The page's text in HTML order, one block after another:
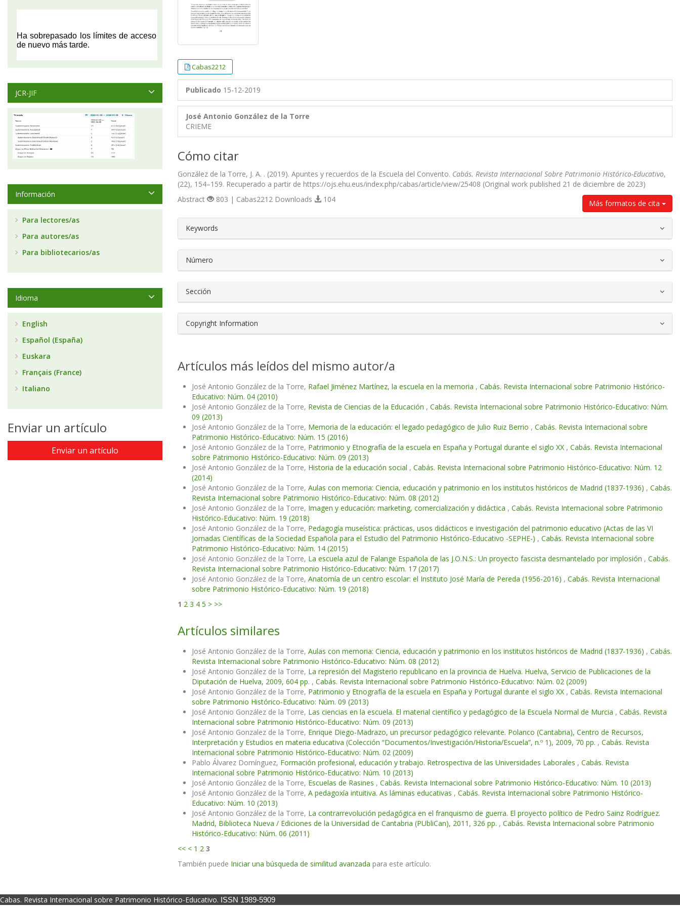
Cabas2212
Publicado 15-12-2019
José Antonio González de la Torre
CRIEME
Cómo citar
González de la Torre, J. A. . (2019). Apuntes y recuerdos de la Escuela del Convento. Cabás. Revista Internacional Sobre Patrimonio Histórico-Educativo,
(22), 154–159. Recuperado a partir de https://ojs.ehu.eus/index.php/cabas/article/view/25408 (Original work published 21 de diciembre de 2023)
Más formatos de cita
Abstract 803 | Cabas2212 Downloads 104
##plugins.themes.bootstrap3.article.details##
Keywords
Número
Sección
Copyright Information
Artículos más leídos del mismo autor/a
José Antonio González de la Torre, Rafael Jiménez Martínez, la escuela en la memoria , Cabás. Revista Internacional sobre Patrimonio Histórico-
Educativo: Núm. 04 (2010)
José Antonio González de la Torre, Revista de Ciencias de la Educación , Cabás. Revista Internacional sobre Patrimonio Histórico-Educativo: Núm.
09 (2013)
José Antonio González de la Torre, Memoria de la educación: el legado pedagógico de Julio Ruiz Berrio , Cabás. Revista Internacional sobre
Patrimonio Histórico-Educativo: Núm. 15 (2016)
José Antonio González de la Torre, Patrimonio y Etnografía de la escuela en España y Portugal durante el siglo XX , Cabás. Revista Internacional
sobre Patrimonio Histórico-Educativo: Núm. 09 (2013)
José Antonio González de la Torre, Historia de la educación social , Cabás. Revista Internacional sobre Patrimonio Histórico-Educativo: Núm. 12
(2014)
José Antonio González de la Torre, Aulas con memoria: Ciencia, educación y patrimonio en los institutos históricos de Madrid (1837-1936) , Cabás.
Revista Internacional sobre Patrimonio Histórico-Educativo: Núm. 08 (2012)
José Antonio González de la Torre, Imagen y educación: marketing, comercialización y didáctica , Cabás. Revista Internacional sobre Patrimonio
Histórico-Educativo: Núm. 19 (2018)
José Antonio González de la Torre, Pedagogía museística: prácticas, usos didácticos e investigación del patrimonio educativo (Actas de las VI
Jornadas Científicas de la Sociedad Española para el Estudio del Patrimonio Histórico-Educativo -SEPHE-) , Cabás. Revista Internacional sobre
Patrimonio Histórico-Educativo: Núm. 14 (2015)
José Antonio González de la Torre, La escuela azul de Falange Española de las J.O.N.S.: Un proyecto fascista desmantelado por implosión , Cabás.
Revista Internacional sobre Patrimonio Histórico-Educativo: Núm. 17 (2017)
José Antonio González de la Torre, Anatomía de un centro escolar: el Instituto José María de Pereda (1956-2016) , Cabás. Revista Internacional
sobre Patrimonio Histórico-Educativo: Núm. 19 (2018)
1 2 3 4 5 > >>
Artículos similares
José Antonio González de la Torre, Aulas con memoria: Ciencia, educación y patrimonio en los institutos históricos de Madrid (1837-1936) , Cabás.
Revista Internacional sobre Patrimonio Histórico-Educativo: Núm. 08 (2012)
José Antonio González de la Torre, La represión del Magisterio republicano en la provincia de Huelva. Huelva, Servicio de Publicaciones de la
Diputación de Huelva, 2009, 604 pp. , Cabás. Revista Internacional sobre Patrimonio Histórico-Educativo: Núm. 02 (2009)
José Antonio González de la Torre, Patrimonio y Etnografía de la escuela en España y Portugal durante el siglo XX , Cabás. Revista Internacional
sobre Patrimonio Histórico-Educativo: Núm. 09 (2013)
José Antonio González de la Torre, Las ciencias en la escuela. El material científico y pedagógico de la Escuela Normal de Murcia , Cabás. Revista
Internacional sobre Patrimonio Histórico-Educativo: Núm. 09 (2013)
José Antonio Gonzalez de la Torre, Enrique Diego-Madrazo, un precursor pedagógico relevante. Polanco (Cantabria), Centro de Recursos,
Interpretación y Estudios en materia educativa (Colección “Documentos/Investigación/Historia/Escuela”, n.º 1), 2009, 70 pp. , Cabás. Revista
Internacional sobre Patrimonio Histórico-Educativo: Núm. 02 (2009)
Pablo Álvarez Domínguez, Formación profesional, educación y trabajo. Retrospectiva de las Universidades Laborales , Cabás. Revista
Internacional sobre Patrimonio Histórico-Educativo: Núm. 10 (2013)
José Antonio González de la Torre, Escuelas de Rasines , Cabás. Revista Internacional sobre Patrimonio Histórico-Educativo: Núm. 10 (2013)
José Antonio González de la Torre, A pedagoxía intuitiva. As láminas educativas , Cabás. Revista Internacional sobre Patrimonio Histórico-
Educativo: Núm. 10 (2013)
José Antonio González de la Torre, La contrarrevolución pedagógica en el franquismo de guerra. El proyecto político de Pedro Sainz Rodríguez.
Madrid, Biblioteca Nueva / Ediciones de la Universidad de Cantabria (PUbliCan), 2011, 326 pp. , Cabás. Revista Internacional sobre Patrimonio
Histórico-Educativo: Núm. 06 (2011)
<< < 1 2 3
También puede Iniciar una búsqueda de similitud avanzada para este artículo.
JCR-JIF
Información
Para lectores/as
Para autores/as
Para bibliotecarios/as
Idioma
English
Español (España)
Euskara
Français (France)
Italiano
Enviar un artículo
Enviar un artículo
Cabas. Revista Internacional sobre Patrimonio Histórico-Educativo. ISSN 1989-5909